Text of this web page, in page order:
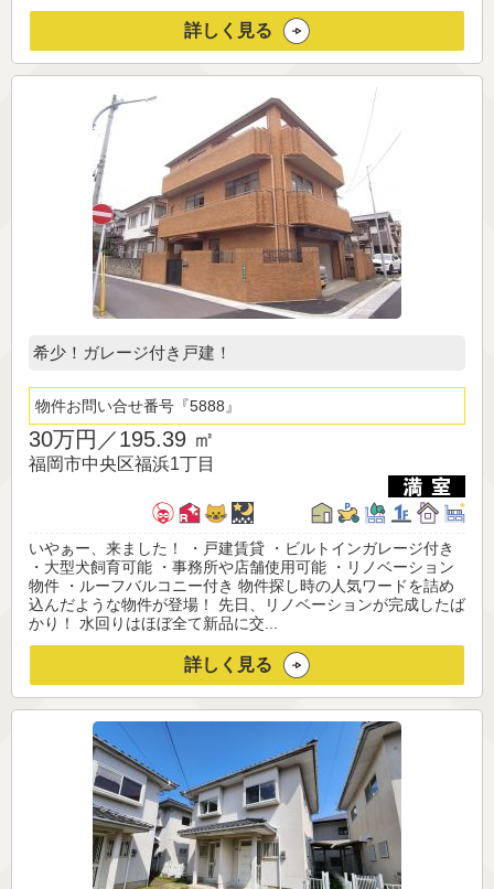
詳しく見る
希少！ガレージ付き戸建！
物件お問い合せ番号 5888
30万円／195.39 ㎡
福岡市中央区福浜1丁目
いやぁー、来ました！ ・戸建賃貸 ・ビルトインガレージ付き
・大型犬飼育可能 ・事務所や店舗使用可能 ・リノベーション
物件 ・ルーフバルコニー付き 物件探し時の人気ワードを詰め
込んだような物件が登場！ 先日、リノベーションが完成したば
かり！ 水回りはほぼ全て新品に交...
詳しく見る